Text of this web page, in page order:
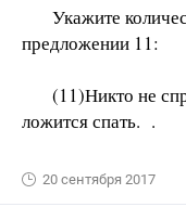
Укажите
предложении 11:
(11)Никто не
ложится спать. .
20 сентября 2017